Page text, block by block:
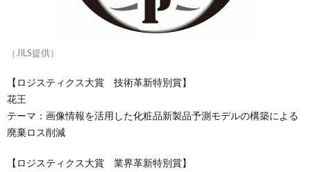
（JILS提供）
【ロジスティクス大賞 技術革新特別賞】
花王
テーマ：画像情報を活用した化粧品新製品予測モデルの構築による
廃棄ロス削減
【ロジスティクス大賞 業界革新特別賞】